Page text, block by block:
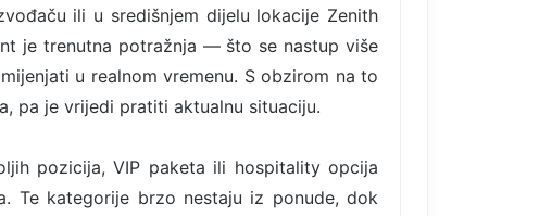
ili u središnjem dijelu lokacije Zenith
je trenutna potražnja — što se nastup više
u realnom vremenu. S obzirom na to
pa je vrijedi pratiti aktualnu situaciju.
pozicija, VIP paketa ili hospitality opcija
Te kategorije brzo nestaju iz ponude, dok